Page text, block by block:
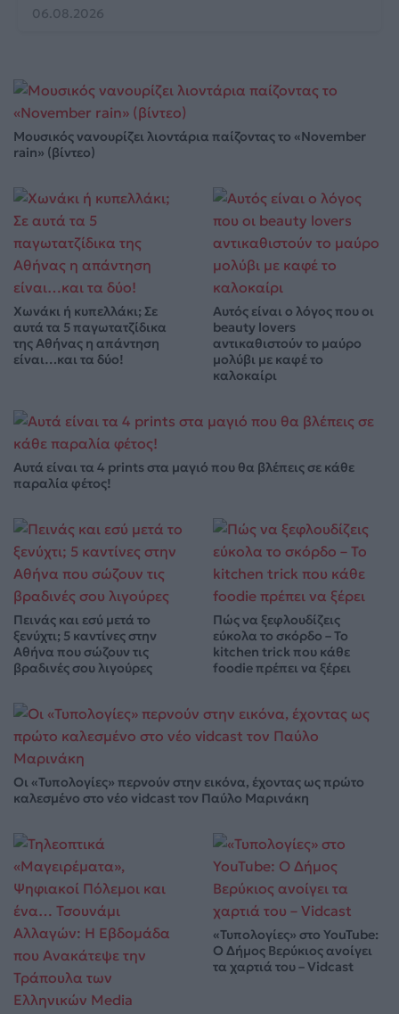
06.08.2026
Μουσικός νανουρίζει λιοντάρια παίζοντας το «November
rain» (βίντεο)
Χωνάκι ή κυπελλάκι; Σε
αυτά τα 5 παγωτατζίδικα
της Αθήνας η απάντηση
είναι…και τα δύο!
Αυτός είναι ο λόγος που οι
beauty lovers
αντικαθιστούν το μαύρο
μολύβι με καφέ το
καλοκαίρι
Αυτά είναι τα 4 prints στα μαγιό που θα βλέπεις σε κάθε
παραλία φέτος!
Πεινάς και εσύ μετά το
ξενύχτι; 5 καντίνες στην
Αθήνα που σώζουν τις
βραδινές σου λιγούρες
Πώς να ξεφλουδίζεις
εύκολα το σκόρδο – Το
kitchen trick που κάθε
foodie πρέπει να ξέρει
Οι «Τυπολογίες» περνούν στην εικόνα, έχοντας ως πρώτο
καλεσμένο στο νέο vidcast τον Παύλο Μαρινάκη
«Τυπολογίες» στο YouTube:
Ο Δήμος Βερύκιος ανοίγει
τα χαρτιά του – Vidcast